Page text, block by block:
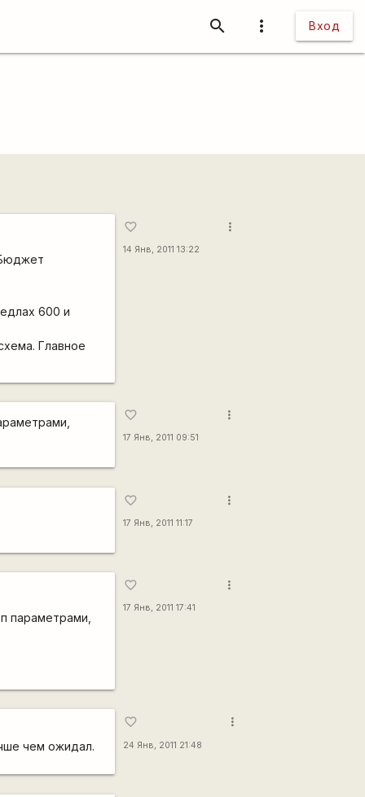
more_vert Вход
search
600 и
Главное
favorite_border
14 Янв, 2011 13:22
more_vert
favorite_border
17 Янв, 2011 09:51
more_vert
favorite_border
17 Янв, 2011 11:17
more_vert
параметрами,
favorite_border
17 Янв, 2011 17:41
more_vert
чем ожидал.
favorite_border
24 Янв, 2011 21:48
more_vert